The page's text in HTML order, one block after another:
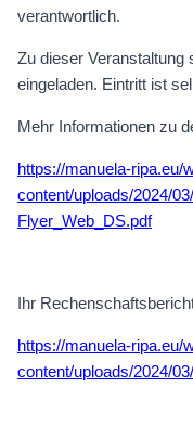
verantwortlich.
Zu dieser Veranstaltung
eingeladen. Eintritt ist
Mehr Informationen zu
https://manuela-ripa.eu/
content/uploads/2024/
Flyer_Web_DS.pdf
Ihr
https://manuela-ripa.eu/
content/uploads/2024/